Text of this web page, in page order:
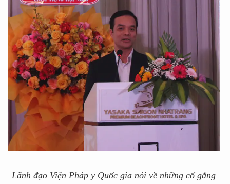
Lãnh đạo Viện Pháp y Quốc gia nói về những cố gắng